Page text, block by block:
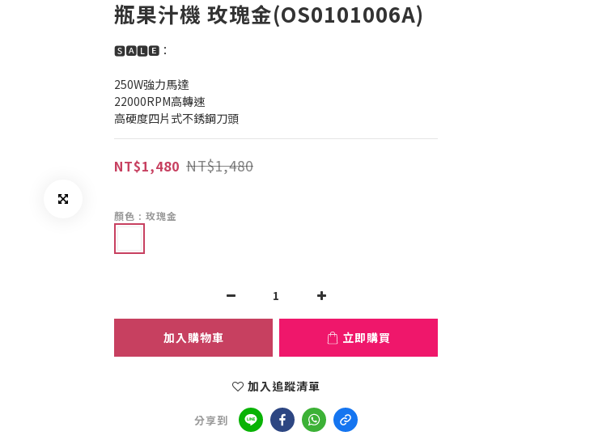
瓶果汁機 玫瑰金(OS0101006A)
🆂🅰🅻🅴：
250W強力馬達
22000RPM高轉速
高硬度四片式不銹鋼刀頭
NT$1,480 NT$1,480
顏色 : 玫瑰金
加入購物車 立即購買
加入追蹤清單
分享到